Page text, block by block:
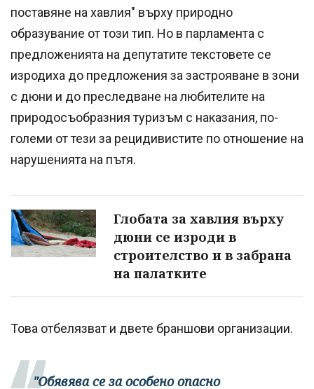
поставяне на хавлия" върху природно
образувание от този тип. Но в парламента с
предложенията на депутатите текстовете се
изродиха до предложения за застрояване в зони
с дюни и до преследване на любителите на
природосъобразния туризъм с наказания, по-
големи от тези за рецидивистите по отношение на
нарушенията на пътя.
Глобата за хавлия върху
дюни се изроди в
строителство и в забрана
на палатките
Това отбелязват и двете браншови организации.
"Обявява се за особено опасно